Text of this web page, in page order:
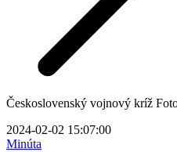
Československý vojnový kríž
2024-02-02 15:07:00
Minúta